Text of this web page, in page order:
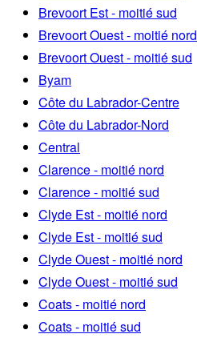
Brevoort Est - moitié sud
Brevoort Ouest - moitié nord
Brevoort Ouest - moitié sud
Byam
Côte du Labrador-Centre
Côte du Labrador-Nord
Central
Clarence - moitié nord
Clarence - moitié sud
Clyde Est - moitié nord
Clyde Est - moitié sud
Clyde Ouest - moitié nord
Clyde Ouest - moitié sud
Coats - moitié nord
Coats - moitié sud